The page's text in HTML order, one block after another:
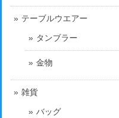
テーブルウエアー
タンブラー
金物
雑貨
バッグ